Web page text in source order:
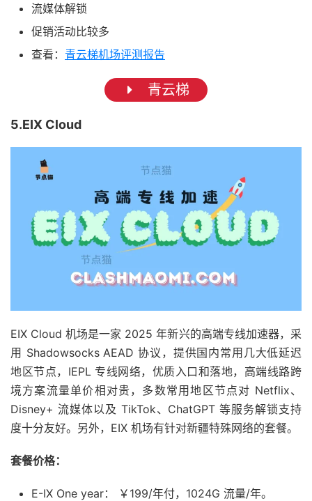
流媒体解锁
促销活动比较多
查看： 青云梯机场评测报告
青云梯
5.EIX Cloud
EIX Cloud 机场是一家 2025 年新兴的高端专线加速器，采
用 Shadowsocks AEAD 协议，提供国内常用几大低延迟
地区节点，IEPL 专线网络，优质入口和落地，高端线路跨
境方案流量单价相对贵，多数常用地区节点对 Netflix、
Disney+ 流媒体以及 TikTok、ChatGPT 等服务解锁支持
度十分友好。另外，EIX 机场有针对新疆特殊网络的套餐。
套餐价格：
E-IX One year： ￥199/年付，1024G 流量/年。